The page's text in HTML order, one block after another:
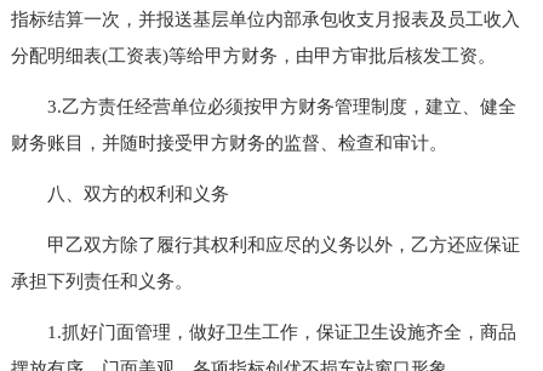
指标结算一次，并报送基层单位内部承包收支月报表及员工收入
分配明细表(工资表)等给甲方财务，由甲方审批后核发工资。
3.乙方责任经营单位必须按甲方财务管理制度，建立、健全
财务账目，并随时接受甲方财务的监督、检查和审计。
八、双方的权利和义务
甲乙双方除了履行其权利和应尽的义务以外，乙方还应保证
承担下列责任和义务。
1.抓好门面管理，做好卫生工作，保证卫生设施齐全，商品